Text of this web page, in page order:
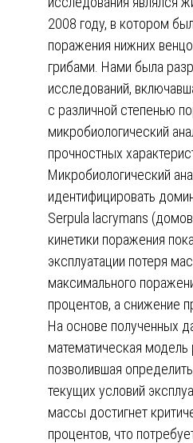
2008 году, в котором
поражения нижних
грибами. Нами была
исследований,
с различной степенью
микробиологический
прочностных
Микробиологический
идентифицировать
Serpula lacrymans
кинетики поражения
эксплуатации потеря
максимального
процентов, а снижение
На основе полученных
математическая модель
позволившая
текущих условий
массы достигнет
процентов, что